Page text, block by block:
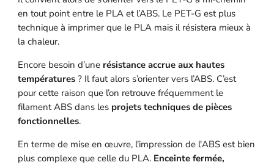
en tout point entre le PLA et l’ABS. Le PET-G est plus
technique à imprimer que le PLA mais il résistera mieux à
la chaleur.
Encore besoin d’une résistance accrue aux hautes
températures? Il faut alors s’orienter vers l’ABS. C’est
pour cette raison que l’on retrouve fréquemment le
filament ABS dans les projets techniques de pièces
fonctionnelles.
En terme de mise en œuvre, l'impression de l'ABS est bien
plus complexe que celle du PLA. Enceinte fermée,